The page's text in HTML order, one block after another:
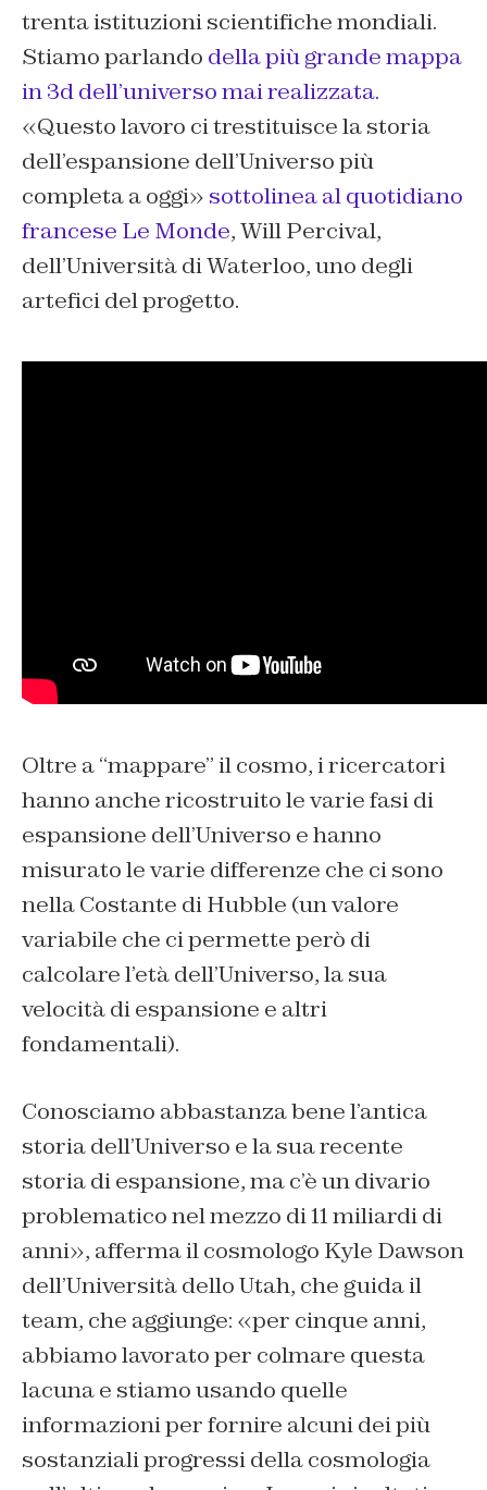
trenta istituzioni scientifiche mondiali.
Stiamo parlando della più grande mappa
in 3d dell’universo mai realizzata.
«Questo lavoro ci trestituisce la storia
dell’espansione dell’Universo più
completa a oggi» sottolinea al quotidiano
francese Le Monde, Will Percival,
dell’Università di Waterloo, uno degli
artefici del progetto.
Oltre a “mappare” il cosmo, i ricercatori
hanno anche ricostruito le varie fasi di
espansione dell’Universo e hanno
misurato le varie differenze che ci sono
nella Costante di Hubble (un valore
variabile che ci permette però di
calcolare l’età dell’Universo, la sua
velocità di espansione e altri
fondamentali).
Conosciamo abbastanza bene l’antica
storia dell’Universo e la sua recente
storia di espansione, ma c’è un divario
problematico nel mezzo di 11 miliardi di
anni», afferma il cosmologo Kyle Dawson
dell’Università dello Utah, che guida il
team, che aggiunge: «per cinque anni,
abbiamo lavorato per colmare questa
lacuna e stiamo usando quelle
informazioni per fornire alcuni dei più
sostanziali progressi della cosmologia